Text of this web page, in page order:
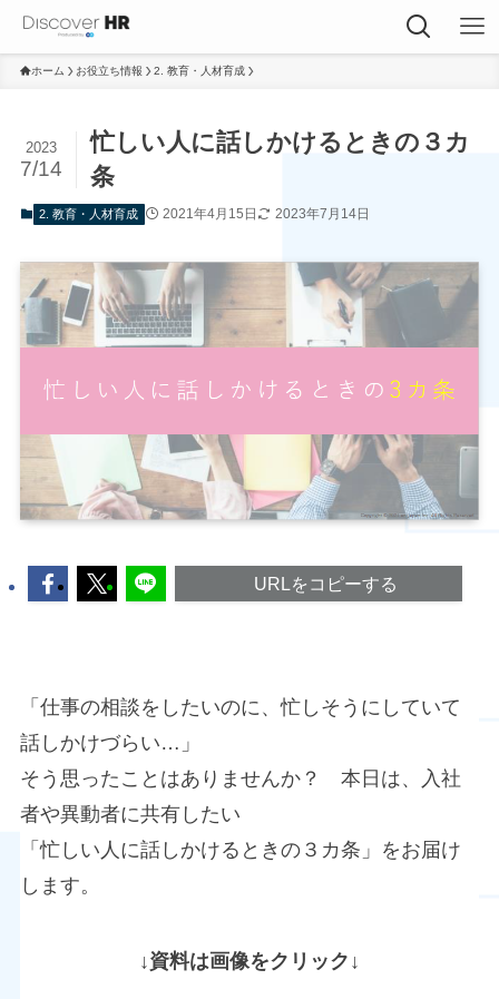
ホーム お役立ち情報 2. 教育・人材育成
忙しい人に話しかけるときの３カ
条
2023
7/14
2. 教育・人材育成 2021年4月15日 2023年7月14日
URLをコピーする
「仕事の相談をしたいのに、忙しそうにしていて
話しかけづらい…」
そう思ったことはありませんか？ 本日は、入社
者や異動者に共有したい
「忙しい人に話しかけるときの３カ条」をお届け
します。
↓資料は画像をクリック↓